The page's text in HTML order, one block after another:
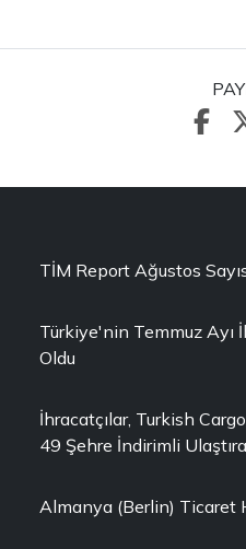
TİM Report Ağustos
Türkiye'nin Temmuz Ayı
Oldu
İhracatçılar, Turkish
49 Şehre İndirimli
Almanya (Berlin) Ticaret